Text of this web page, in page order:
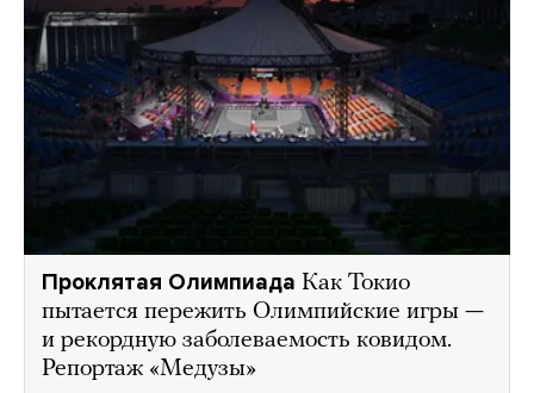
Проклятая Олимпиада Как Токио
пытается пережить Олимпийские игры —
и рекордную заболеваемость ковидом.
Репортаж «Медузы»